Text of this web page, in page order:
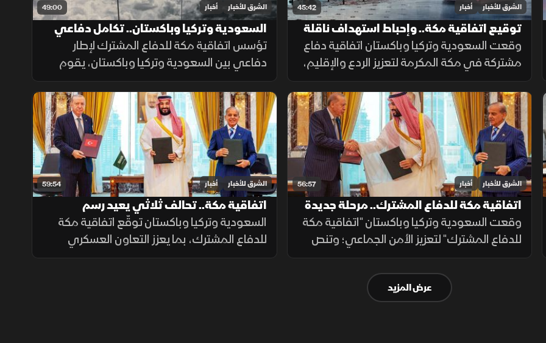
45:42 الشرق للأخبار أخبار
توقيع اتفاقية مكة.. وإحباط استهداف ناقلة
بالبحر الأحمر
وقعت السعودية وتركيا وباكستان اتفاقية دفاع
مشتركة في مكة المكرمة لتعزيز الردع والإقليم،
بينما أعلن العراق رفض استهداف الجوار، وأحبط
هجوم على ناقلة بالبحر الأحمر مع تحركات أميركية
قرب هرمز.
49:00 الشرق للأخبار أخبار
السعودية وتركيا وباكستان.. تكامل دفاعي
يعزز الردع المشترك
تؤسس اتفاقية مكة للدفاع المشترك لإطار
دفاعي بين السعودية وتركيا وباكستان، يقوم
على الردع الجماعي وتطوير القدرات الدفاعية
ورفع الجاهزية والتنسيق، مع التأكيد على دعم
أمن المنطقة واستقرارها.
56:57 الشرق للأخبار أخبار
اتفاقية مكة للدفاع المشترك.. مرحلة جديدة
من التعاون الأمني
وقعت السعودية وتركيا وباكستان "اتفاقية مكة
للدفاع المشترك" لتعزيز الأمن الجماعي؛ وتنص
على أن أي هجوم مسلح على أي دولة منها يعد
هجوما على الجميع، بهدف حماية الاستقرار
الإقليمي وتطوير التعاون الدفاعي.
59:54 الشرق للأخبار أخبار
اتفاقية مكة.. تحالف ثلاثي يعيد رسم
معادلات الأمن
السعودية وتركيا وباكستان توقّع اتفاقية مكة
للدفاع المشترك، بما يعزز التعاون العسكري
والأمني، ويعتبر أي اعتداء على إحدى الدول
عرض المزيد